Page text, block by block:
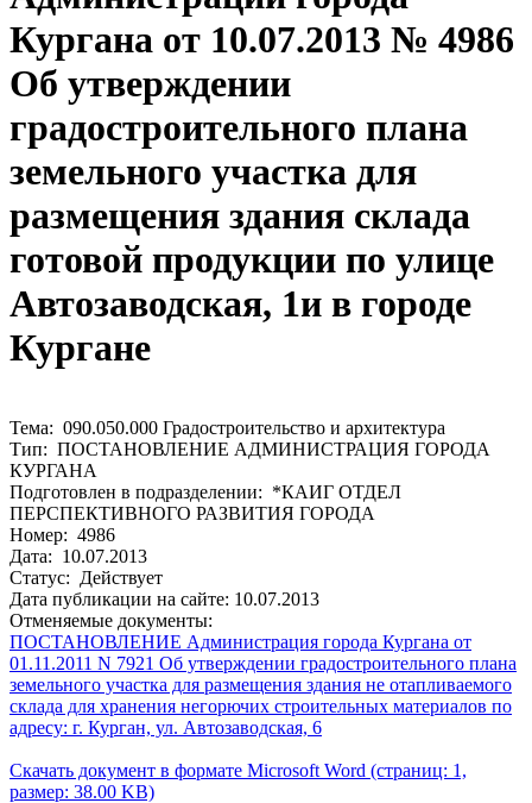
Кургана от 10.07.2013 № 4986
Об утверждении
градостроительного плана
земельного участка для
размещения здания склада
готовой продукции по улице
Автозаводская, 1и в городе
Кургане
Тема: 090.050.000 Градостроительство и архитектура
Тип: ПОСТАНОВЛЕНИЕ АДМИНИСТРАЦИЯ ГОРОДА
КУРГАНА
Подготовлен в подразделении: *КАИГ ОТДЕЛ
ПЕРСПЕКТИВНОГО РАЗВИТИЯ ГОРОДА
Номер: 4986
Дата: 10.07.2013
Статус: Действует
Дата публикации на сайте: 10.07.2013
Отменяемые документы:
ПОСТАНОВЛЕНИЕ Администрация города Кургана от
01.11.2011 N 7921 Об утверждении градостроительного плана
земельного участка для размещения здания не отапливаемого
склада для хранения негорючих строительных материалов по
адресу: г. Курган, ул. Автозаводская, 6
Скачать документ в формате Microsoft Word (страниц: 1,
размер: 38.00 KB)